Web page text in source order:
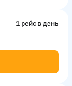
1 рейс в день